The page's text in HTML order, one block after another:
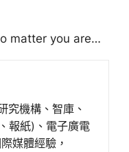
matter you are…
究機構、智庫、
報紙)、電子廣電
媒體經驗，